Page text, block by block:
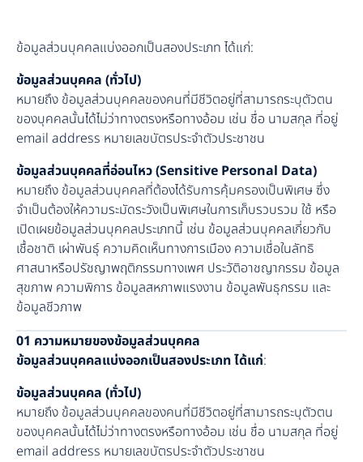
ข้อมูลส่วนบุคคลแบ่งออกเป็นสองประเภท ได้แก่:
ข้อมูลส่วนบุคคล (ทั่วไป)
หมายถึง ข้อมูลส่วนบุคคลของคนที่มีชีวิตอยู่ที่สามารถระบุตัวตน
ของบุคคลนั้นได้ไม่ว่าทางตรงหรือทางอ้อม เช่น ชื่อ นามสกุล ที่อยู่
email address หมายเลขบัตรประจำตัวประชาชน
ข้อมูลส่วนบุคคลที่อ่อนไหว (Sensitive Personal Data)
หมายถึง ข้อมูลส่วนบุคคลที่ต้องได้รับการคุ้มครองเป็นพิเศษ ซึ่ง
จำเป็นต้องให้ความระมัดระวังเป็นพิเศษในการเก็บรวบรวม ใช้ หรือ
เปิดเผยข้อมูลส่วนบุคคลประเภทนี้ เช่น ข้อมูลส่วนบุคคลเกี่ยวกับ
เชื้อชาติ เผ่าพันธุ์ ความคิดเห็นทางการเมือง ความเชื่อในลัทธิ
ศาสนาหรือปรัชญาพฤติกรรมทางเพศ ประวัติอาชญากรรม ข้อมูล
สุขภาพ ความพิการ ข้อมูลสหภาพแรงงาน ข้อมูลพันธุกรรม และ
ข้อมูลชีวภาพ
01 ความหมายของข้อมูลส่วนบุคคล
ข้อมูลส่วนบุคคลแบ่งออกเป็นสองประเภท ได้แก่:
ข้อมูลส่วนบุคคล (ทั่วไป)
หมายถึง ข้อมูลส่วนบุคคลของคนที่มีชีวิตอยู่ที่สามารถระบุตัวตน
ของบุคคลนั้นได้ไม่ว่าทางตรงหรือทางอ้อม เช่น ชื่อ นามสกุล ที่อยู่
email address หมายเลขบัตรประจำตัวประชาชน